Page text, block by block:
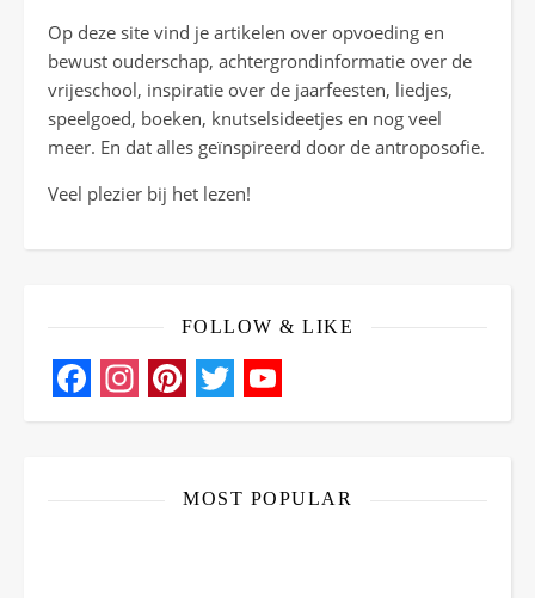
Op deze site vind je artikelen over opvoeding en
bewust ouderschap, achtergrondinformatie over de
vrijeschool, inspiratie over de jaarfeesten, liedjes,
speelgoed, boeken, knutselsideetjes en nog veel
meer. En dat alles geïnspireerd door de antroposofie.
Veel plezier bij het lezen!
FOLLOW & LIKE
Facebook
Instagram
Pinterest
Twitter
YouTube
MOST POPULAR